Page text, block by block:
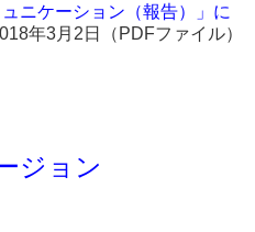
ニケーション（報告）」に
年3月2日（PDFファイル）
ジョン